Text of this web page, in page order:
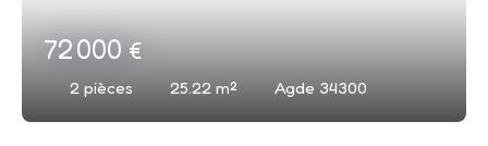
72 000€
2 pièces 25.22 m² Agde 34300